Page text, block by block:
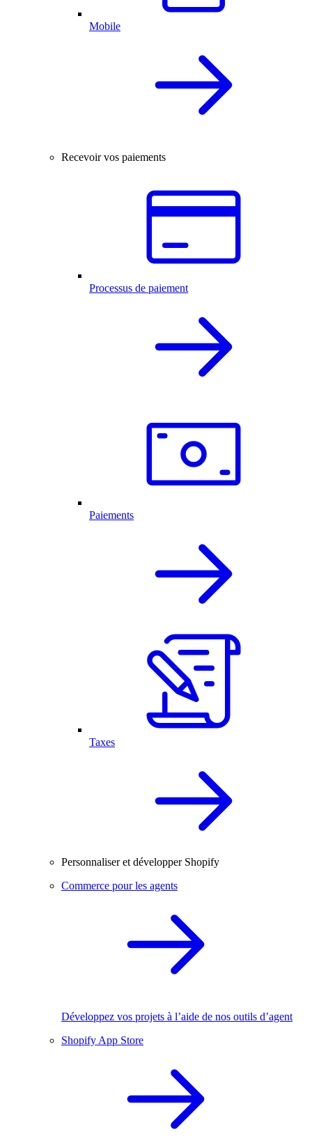
Mobile
Recevoir vos paiements
Processus de paiement
Paiements
Taxes
Personnaliser et développer Shopify
Commerce pour les agents
Développez vos projets à l’aide de nos outils d’agent
Shopify App Store